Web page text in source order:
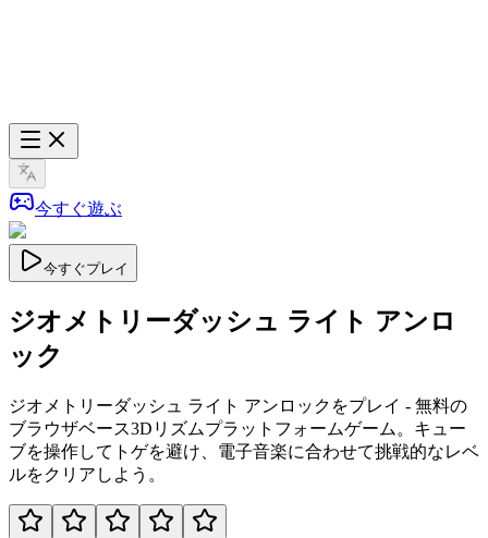
今すぐ遊ぶ
今すぐプレイ
ジオメトリーダッシュ ライト アンロ
ック
ジオメトリーダッシュ ライト アンロックをプレイ - 無料の
ブラウザベース3Dリズムプラットフォームゲーム。キュー
ブを操作してトゲを避け、電子音楽に合わせて挑戦的なレベ
ルをクリアしよう。